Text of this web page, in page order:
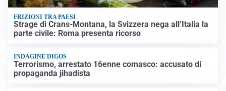
FRIZIONI TRA PAESI
Strage di Crans-Montana, la Svizzera nega all’Italia la
parte civile: Roma presenta ricorso
INDAGINE DIGOS
Terrorismo, arrestato 16enne comasco: accusato di
propaganda jihadista